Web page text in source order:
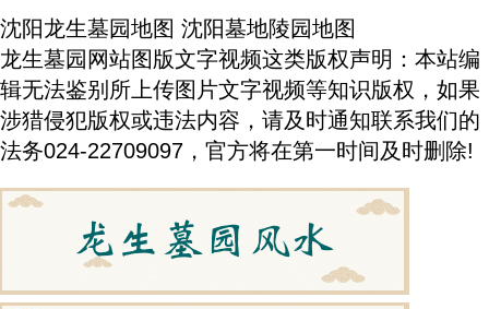
沈阳龙生墓园地图 沈阳墓地陵园地图
龙生墓园网站图版文字视频这类版权声明：本站编
辑无法鉴别所上传图片文字视频等知识版权，如果
涉猎侵犯版权或违法内容，请及时通知联系我们的
法务024-22709097，官方将在第一时间及时删除!